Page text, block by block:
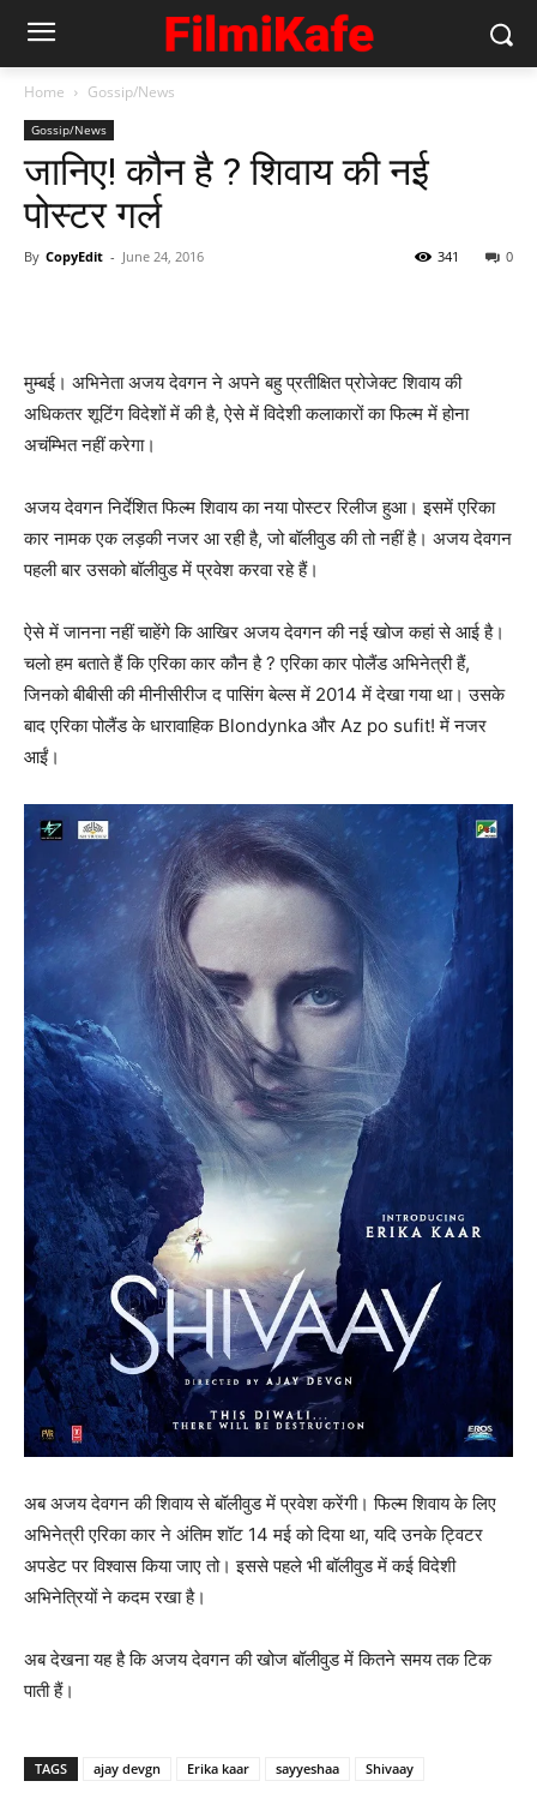
Home Gossip/News
Gossip/News
जानिए! कौन है ? शिवाय की नई
पोस्‍टर गर्ल
By CopyEdit - June 24, 2016 0
341
मुम्‍बई। अभिनेता अजय देवगन ने अपने बहु प्रतीक्षित प्रोजेक्‍ट शिवाय की
अधिकतर शूटिंग विदेशों में की है, ऐसे में विदेशी कलाकारों का फिल्‍म में होना
अचंम्‍भित नहीं करेगा।
अजय देवगन निर्देशित फिल्‍म शिवाय का नया पोस्‍टर रिलीज हुआ। इसमें एरिका
कार नामक एक लड़की नजर आ रही है, जो बॉलीवुड की तो नहीं है। अजय देवगन
पहली बार उसको बॉलीवुड में प्रवेश करवा रहे हैं।
ऐसे में जानना नहीं चाहेंगे कि आखिर अजय देवगन की नई खोज कहां से आई है।
चलो हम बताते हैं कि एरिका कार कौन है ? एरिका कार पोलैंड अभिनेत्री हैं,
जिनको बीबीसी की मीनीसीरीज द पासिंग बेल्‍स में 2014 में देखा गया था। उसके
बाद एरिका पोलैंड के धारावाहिक Blondynka और Az po sufit! में नजर
आईं।
अब अजय देवगन की शिवाय से बॉलीवुड में प्रवेश करेंगी। फिल्‍म शिवाय के लिए
अभिनेत्री एरिका कार ने अंतिम शॉट 14 मई को दिया था, यदि उनके ट्विटर
अपडेट पर विश्‍वास किया जाए तो। इससे पहले भी बॉलीवुड में कई विदेशी
अभिनेत्रियों ने कदम रखा है।
अब देखना यह है कि अजय देवगन की खोज बॉलीवुड में कितने समय तक टिक
पाती हैं।
TAGS ajay devgn Erika kaar sayyeshaa Shivaay